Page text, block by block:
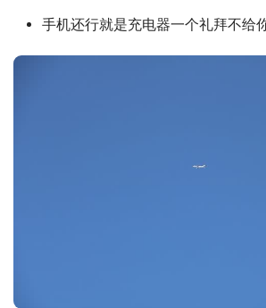
手机还行就是充电器一个礼拜不给